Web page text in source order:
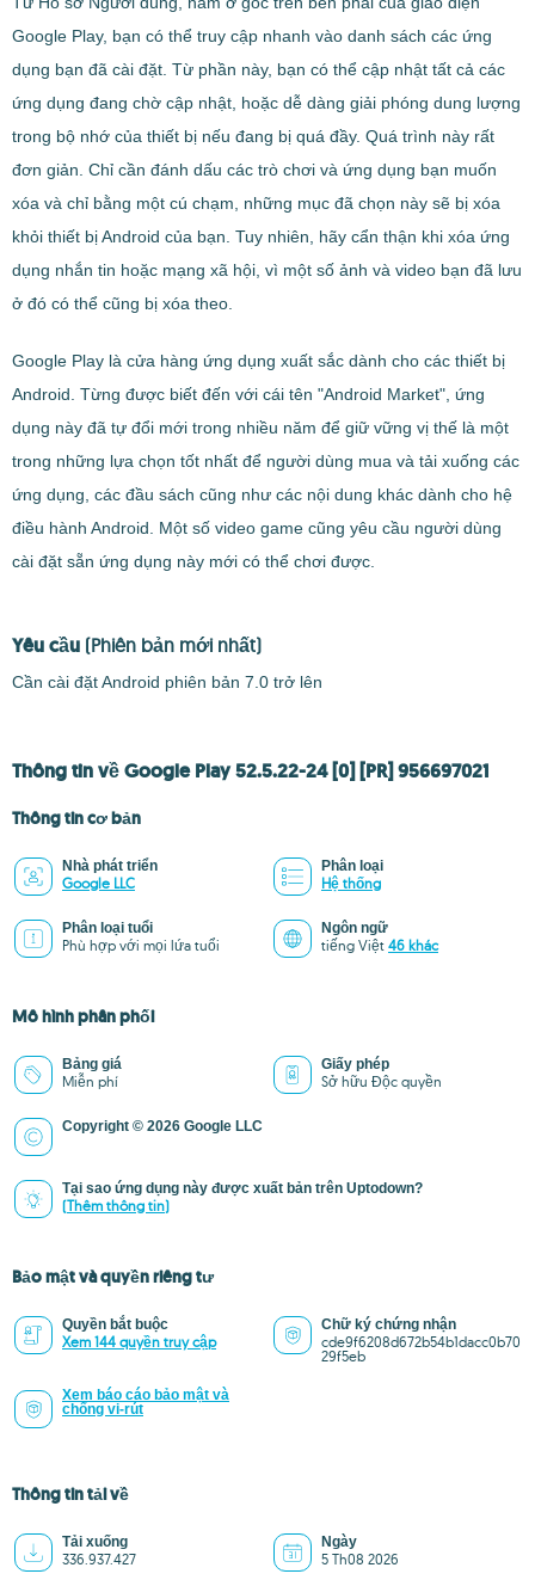
Google Play, bạn có thể truy cập nhanh vào danh sách các ứng
dụng bạn đã cài đặt. Từ phần này, bạn có thể cập nhật tất cả các
ứng dụng đang chờ cập nhật, hoặc dễ dàng giải phóng dung lượng
trong bộ nhớ của thiết bị nếu đang bị quá đầy. Quá trình này rất
đơn giản. Chỉ cần đánh dấu các trò chơi và ứng dụng bạn muốn
xóa và chỉ bằng một cú chạm, những mục đã chọn này sẽ bị xóa
khỏi thiết bị Android của bạn. Tuy nhiên, hãy cẩn thận khi xóa ứng
dụng nhắn tin hoặc mạng xã hội, vì một số ảnh và video bạn đã lưu
ở đó có thể cũng bị xóa theo.
Google Play là cửa hàng ứng dụng xuất sắc dành cho các thiết bị
Android. Từng được biết đến với cái tên "Android Market", ứng
dụng này đã tự đổi mới trong nhiều năm để giữ vững vị thế là một
trong những lựa chọn tốt nhất để người dùng mua và tải xuống các
ứng dụng, các đầu sách cũng như các nội dung khác dành cho hệ
điều hành Android. Một số video game cũng yêu cầu người dùng
cài đặt sẵn ứng dụng này mới có thể chơi được.
Yêu cầu (Phiên bản mới nhất)
Cần cài đặt Android phiên bản 7.0 trở lên
Thông tin về Google Play 52.5.22-24 [0] [PR] 956697021
Thông tin cơ bản
Nhà phát triển
Google LLC
Phân loại
Hệ thống
Phân loại tuổi
Phù hợp với mọi lứa tuổi
Ngôn ngữ
tiếng Việt 46 khác
Mô hình phân phối
Bảng giá
Miễn phí
Giấy phép
Sở hữu Độc quyền
Copyright © 2026 Google LLC
Tại sao ứng dụng này được xuất bản trên Uptodown?
(Thêm thông tin)
Bảo mật và quyền riêng tư
Quyền bắt buộc
Xem 144 quyền truy cập
Chữ ký chứng nhận
cde9f6208d672b54b1dacc0b70
29f5eb
Xem báo cáo bảo mật và
chống vi-rút
Thông tin tải về
Tải xuống
336.937.427
Ngày
5 Th08 2026